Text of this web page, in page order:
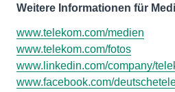
Weitere Informationen für
www.telekom.com/medien
www.telekom.com/fotos
www.linkedin.com/company/
www.facebook.com/